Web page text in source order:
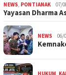
NEWS, PONTIANAK 07/
Yayasan Dharma
NEWS 06/
HUKUM,